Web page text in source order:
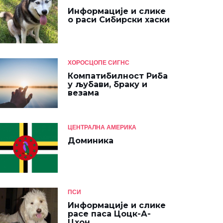
Информације и слике
о раси Сибирски хаски
ХОРОСЦОПЕ СИГНС
Компатибилност Риба
у љубави, браку и
везама
ЦЕНТРАЛНА АМЕРИКА
Доминика
ПСИ
Информације и слике
расе паса Цоцк-А-